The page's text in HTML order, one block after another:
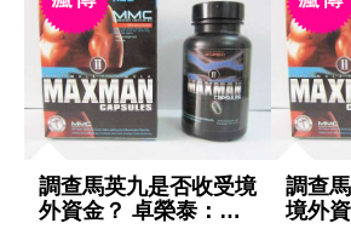
調查馬英九是否收受境
外資金？ 卓榮泰：一
調查
境外